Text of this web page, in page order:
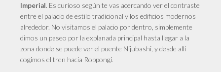
Imperial. Es curioso según te vas acercando ver el contraste
entre el palacio de estilo tradicional y los edificios modernos
alrededor. No visitamos el palacio por dentro, simplemente
dimos un paseo por la explanada principal hasta llegar a la
zona donde se puede ver el puente Nijubashi, y desde allí
cogimos el tren hacia Roppongi.